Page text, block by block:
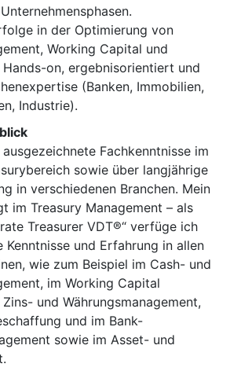
in der Optimierung von
Working Capital und
Hands-on, ergebnisorientiert und
(Banken, Immobilien,
Industrie).
Fachkenntnisse im
sowie über langjährige
in verschiedenen Branchen. Mein
im Treasury Management – als
Treasurer VDT®“ verfüge ich
Kenntnisse und Erfahrung in allen
wie zum Beispiel im Cash- und
im Working Capital
und Währungsmanagement,
und im Bank-
sowie im Asset- und